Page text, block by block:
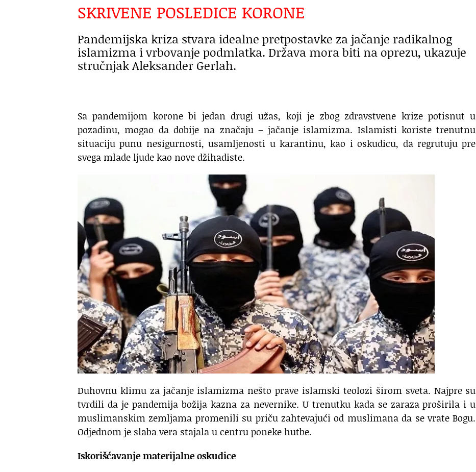
SKRIVENE POSLEDICE KORONE
Pandemijska kriza stvara idealne pretpostavke za jačanje radikalnog
islamizma i vrbovanje podmlatka. Država mora biti na oprezu, ukazuje
stručnjak Aleksander Gerlah.
Sa pandemijom korone bi jedan drugi užas, koji je zbog zdravstvene krize potisnut u
pozadinu, mogao da dobije na značaju – jačanje islamizma. Islamisti koriste trenutnu
situaciju punu nesigurnosti, usamljenosti u karantinu, kao i oskudicu, da regrutuju pre
svega mlade ljude kao nove džihadiste.
Duhovnu klimu za jačanje islamizma nešto prave islamski teolozi širom sveta. Najpre su
tvrdili da je pandemija božija kazna za nevernike. U trenutku kada se zaraza proširila i u
muslimanskim zemljama promenili su priču zahtevajući od muslimana da se vrate Bogu.
Odjednom je slaba vera stajala u centru poneke hutbe.
Iskorišćavanje materijalne oskudice